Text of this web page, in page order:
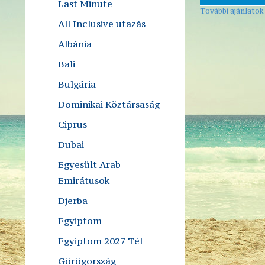
Last Minute
All Inclusive utazás
Albánia
Bali
Bulgária
Dominikai Köztársaság
Ciprus
Dubai
Egyesült Arab
Emirátusok
Djerba
Egyiptom
Egyiptom 2027 Tél
Görögország
További ajánlatok